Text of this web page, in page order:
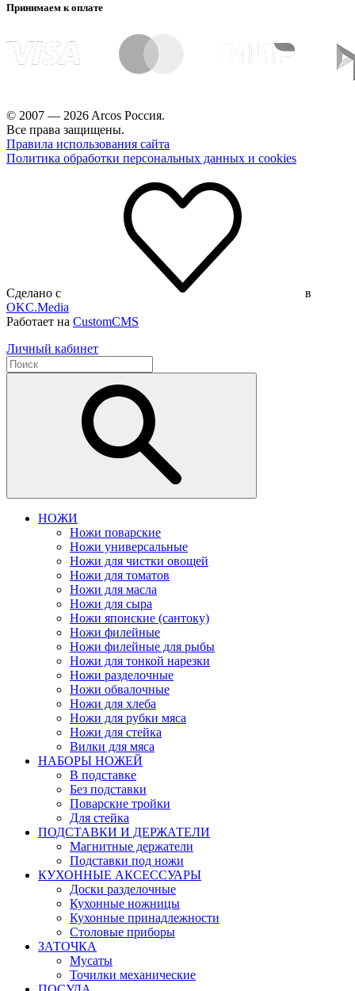
Принимаем к оплате
© 2007 — 2026 Arcos Россия.
Все права защищены.
Правила использования сайта
Политика обработки персональных данных и cookies
Сделано с
в
OKC.Media
Работает на CustomCMS
Личный кабинет
НОЖИ
Ножи поварские
Ножи универсальные
Ножи для чистки овощей
Ножи для томатов
Ножи для масла
Ножи для сыра
Ножи японские (сантоку)
Ножи филейные
Ножи филейные для рыбы
Ножи для тонкой нарезки
Ножи разделочные
Ножи обвалочные
Ножи для хлеба
Ножи для рубки мяса
Ножи для стейка
Вилки для мяса
НАБОРЫ НОЖЕЙ
В подставке
Без подставки
Поварские тройки
Для стейка
ПОДСТАВКИ И ДЕРЖАТЕЛИ
Магнитные держатели
Подставки под ножи
КУХОННЫЕ АКСЕССУАРЫ
Доски разделочные
Кухонные ножницы
Кухонные принадлежности
Столовые приборы
ЗАТОЧКА
Мусаты
Точилки механические